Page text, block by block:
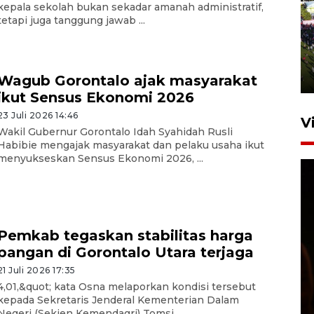
sekolah bukan sekadar amanah administratif,
juga tanggung jawab ...
Gorontalo ajak masyarakat
Sensus Ekonomi 2026
Juli 2026 14:46
Gubernur Gorontalo Idah Syahidah Rusli
mengajak masyarakat dan pelaku usaha ikut
Sensus Ekonomi 2026, ...
tegaskan stabilitas harga
di Gorontalo Utara terjaga
Juli 2026 17:35
kata Osna melaporkan kondisi tersebut
Sekretaris Jenderal Kementerian Dalam
UPACARA HUT KE-78
17 Agustus 2023 15:58
SPPG di Gorontalo jaga
kandungan gizi paket MBG
Ramadhan
23 Februari 2026 18:20